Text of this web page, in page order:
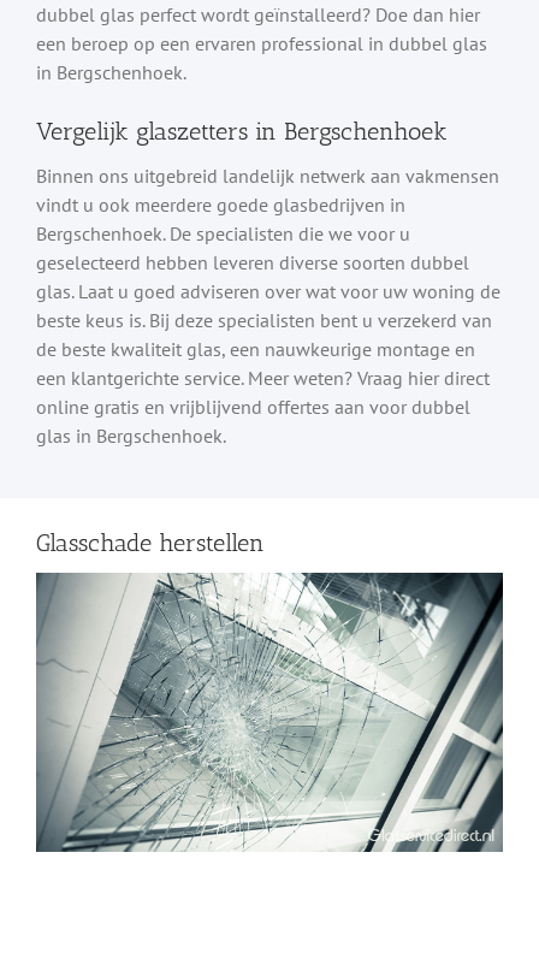
dubbel glas perfect wordt geïnstalleerd? Doe dan hier
een beroep op een ervaren professional in dubbel glas
in Bergschenhoek.
Vergelijk glaszetters in Bergschenhoek
Binnen ons uitgebreid landelijk netwerk aan vakmensen
vindt u ook meerdere goede glasbedrijven in
Bergschenhoek. De specialisten die we voor u
geselecteerd hebben leveren diverse soorten dubbel
glas. Laat u goed adviseren over wat voor uw woning de
beste keus is. Bij deze specialisten bent u verzekerd van
de beste kwaliteit glas, een nauwkeurige montage en
een klantgerichte service. Meer weten? Vraag hier direct
online gratis en vrijblijvend offertes aan voor dubbel
glas in Bergschenhoek.
Glasschade herstellen